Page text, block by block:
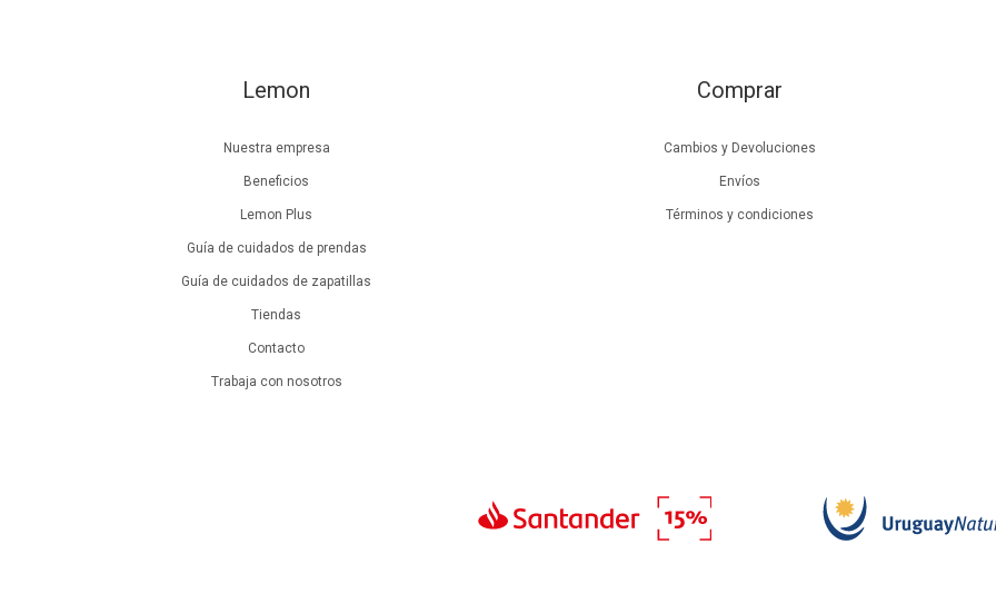
Lemon
Nuestra empresa
Beneficios
Lemon Plus
Guía de cuidados de prendas
Guía de cuidados de zapatillas
Tiendas
Contacto
Trabaja con nosotros
Comprar
Cambios y Devoluciones
Envíos
Términos y condiciones